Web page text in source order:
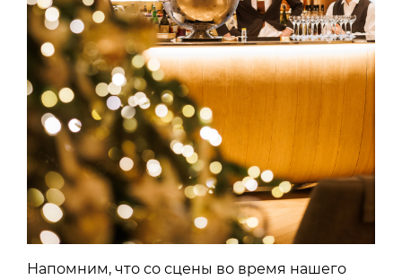
Напомним, что со сцены во время нашего